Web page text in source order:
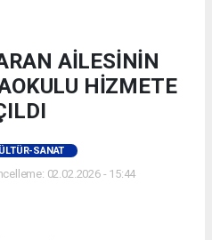
AİLESİNİN
HİZMETE
SANAT
02.02.2026 - 15:44